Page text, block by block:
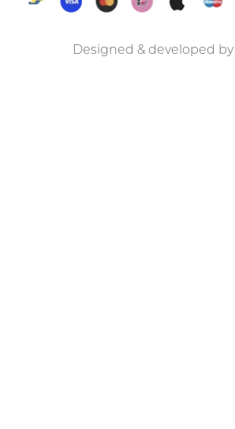
Designed & developed by